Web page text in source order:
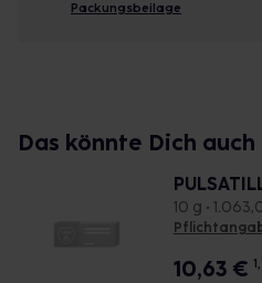
Packungsbeilage
Das könnte Dich
10 g •
10,63 €